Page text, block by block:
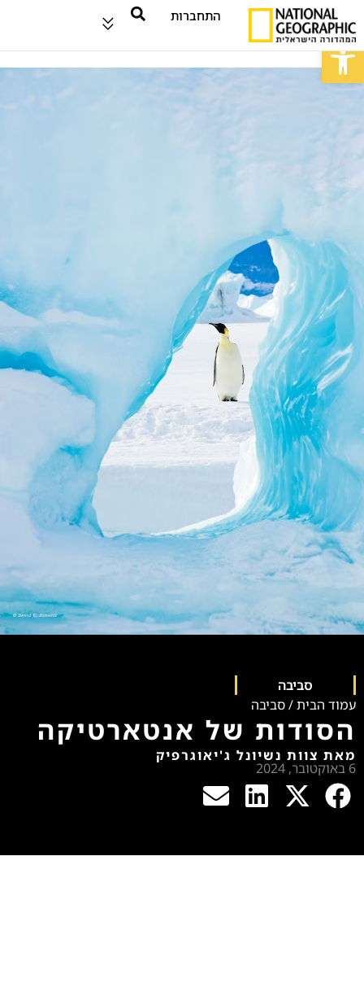
פתח סרגל נגישות
התחברות
סביבה
עמוד הבית/סביבה
הסודות של אנטארטיקה
מאת צוות נשיונל ג'יאוגרפיק
6 באוקטובר, 2024